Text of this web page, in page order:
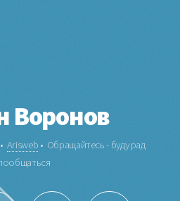
Воронов
Arisweb • Обращайтесь - буду рад